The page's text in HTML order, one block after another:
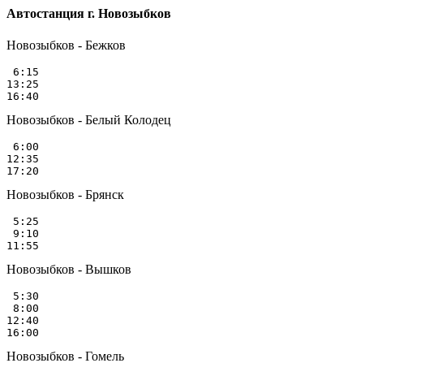
Автостанция г. Новозыбков
Новозыбков - Бежков
6:15
13:25
Новозыбков - Белый Колодец
6:00
12:35
Новозыбков - Брянск
5:25
9:10
Новозыбков - Вышков
5:30
8:00
12:40
Новозыбков - Гомель